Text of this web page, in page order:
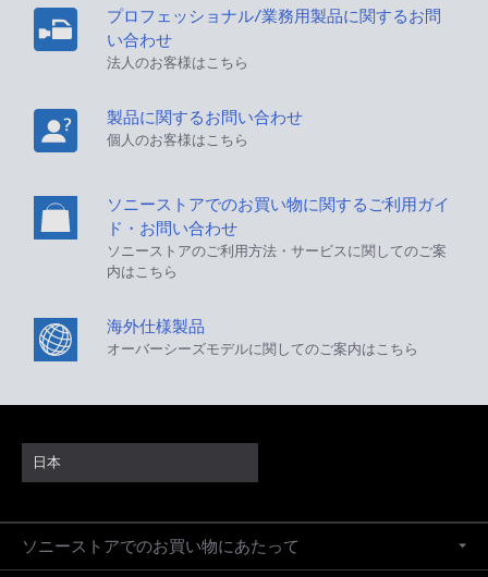
プロフェッショナル/業務用製品に関するお問
い合わせ
法人のお客様はこちら
製品に関するお問い合わせ
個人のお客様はこちら
ソニーストアでのお買い物に関するご利用ガイ
ド・お問い合わせ
ソニーストアのご利用方法・サービスに関してのご案
内はこちら
海外仕様製品
オーバーシーズモデルに関してのご案内はこちら
日本
ソニーストアでのお買い物にあたって